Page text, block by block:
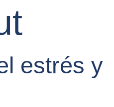
estrés y